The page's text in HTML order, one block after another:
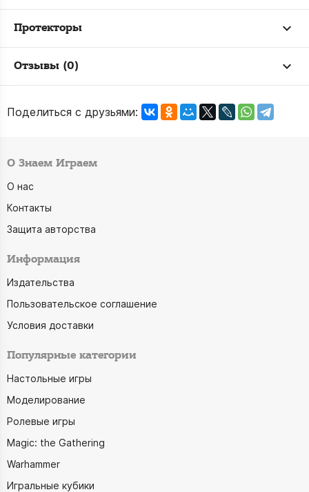
Протекторы
Отзывы (0)
Поделиться с друзьями:
О Знаем Играем
О нас
Контакты
Защита авторства
Информация
Издательства
Пользовательское соглашение
Условия доставки
Популярные категории
Настольные игры
Моделирование
Ролевые игры
Magic: the Gathering
Warhammer
Игральные кубики